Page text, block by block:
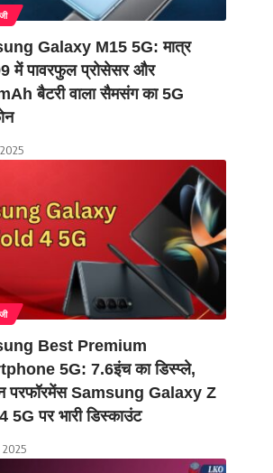
Galaxy M15 5G: मात्र
में पावरफुल प्रोसेसर और
बैटरी वाला सैमसंग का 5G
Best Premium
5G: 7.6इंच का डिस्प्ले,
परफॉरमेंस Samsung Galaxy Z
5G पर भारी डिस्काउंट
2025